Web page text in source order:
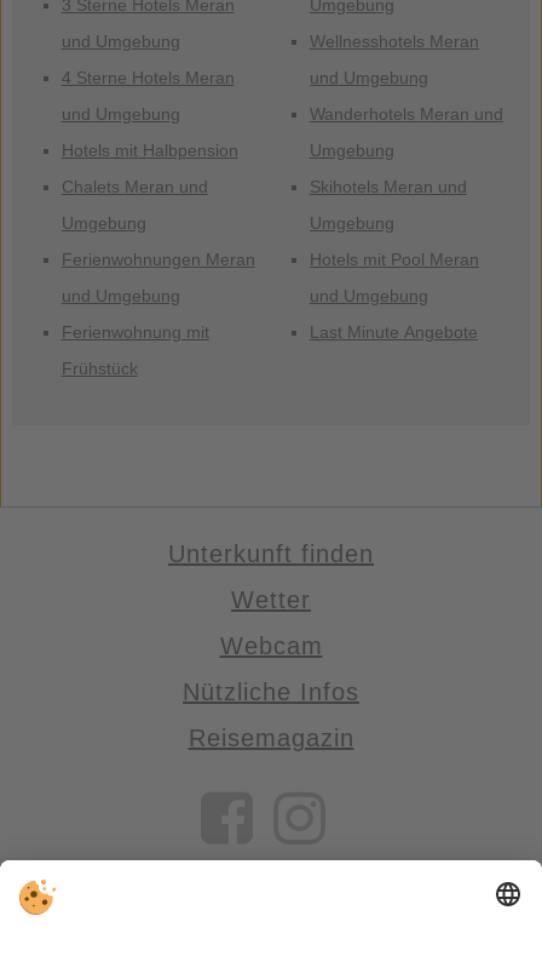
3 Sterne Hotels Meran
und Umgebung
4 Sterne Hotels Meran
und Umgebung
Hotels mit Halbpension
Chalets Meran und
Umgebung
Ferienwohnungen Meran
und Umgebung
Ferienwohnung mit
Frühstück
Umgebung
Wellnesshotels Meran
und Umgebung
Wanderhotels Meran und
Umgebung
Skihotels Meran und
Umgebung
Hotels mit Pool Meran
und Umgebung
Last Minute Angebote
Unterkunft finden
Wetter
Webcam
Nützliche Infos
Reisemagazin